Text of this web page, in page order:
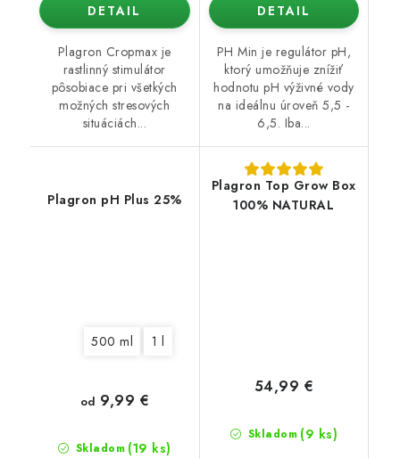
DETAIL
Plagron Cropmax je
rastlinný stimulátor
pôsobiace pri všetkých
možných stresových
situáciách...
DETAIL
PH Min je regulátor pH,
ktorý umožňuje znížiť
hodnotu pH výživné vody
na ideálnu úroveň 5,5 -
6,5. Iba...
Plagron pH Plus 25%
500 ml 1 l
Skladom (19 ks)
od 9,99 €
Plagron Top Grow Box
100% NATURAL
Skladom (9 ks)
54,99 €